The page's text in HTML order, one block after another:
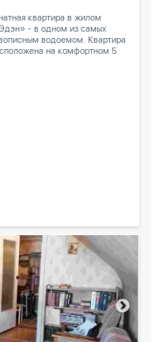
квартира в жилом
- в одном из самых
водоемом. Квартира
на комфортном 5